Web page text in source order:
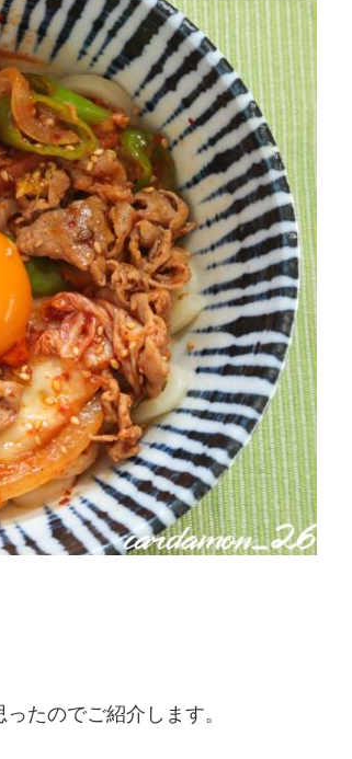
ったのでご紹介します。